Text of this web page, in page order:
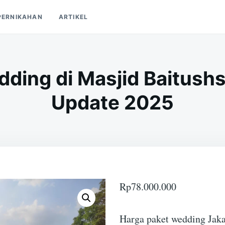
ARTIKEL
di Masjid
Update 2025
Rp78.000.000
Harga paket wedding